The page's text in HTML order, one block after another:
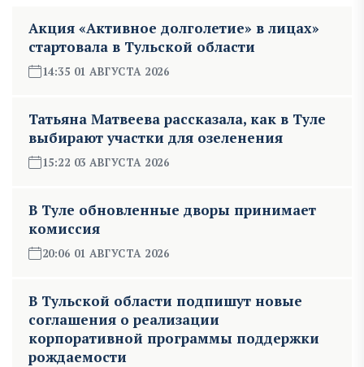
Акция «Активное долголетие» в лицах»
стартовала в Тульской области
14:35 01 АВГУСТА 2026
Татьяна Матвеева рассказала, как в Туле
выбирают участки для озеленения
15:22 03 АВГУСТА 2026
В Туле обновленные дворы принимает
комиссия
20:06 01 АВГУСТА 2026
В Тульской области подпишут новые
соглашения о реализации
корпоративной программы поддержки
рождаемости